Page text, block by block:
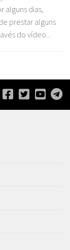
alguns dias,
prestar alguns
do vídeo...